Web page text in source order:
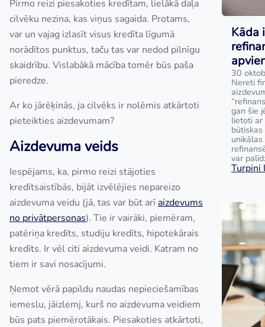
Pirmo reizi piesakoties kredītam, lielākā daļa
cilvēku nezina, kas viņus sagaida. Protams,
var un vajag izlasīt visus kredīta līgumā
norādītos punktus, taču tas var nedod pilnīgu
skaidrību. Vislabākā mācība tomēr būs paša
pieredze.
Ar ko jārēķinās, ja cilvēks ir nolēmis atkārtoti
pieteikties aizdevumam?
Aizdevuma veids
Iespējams, ka, pirmo reizi stājoties
kredītsaistībās, bijāt izvēlējies nepareizo
aizdevuma veidu (jā, tas var būt arīaizdevums
no privātpersonas). Tie ir vairāki, piemēram,
patēriņa kredīts, studiju kredīts, hipotekārais
kredīts. Ir vēl citi aizdevuma veidi. Katram no
tiem ir savi nosacījumi.
Ņemot vērā papildu naudas nepieciešamības
iemeslu, jāizlemj, kurš no aizdevuma veidiem
būs pats piemērotākais. Piesakoties atkārtoti,
Kāda
30
Nereti
gan šie
lietoti ar
var
Turpini